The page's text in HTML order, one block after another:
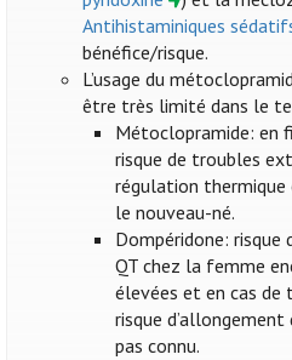
Antihistaminiques
bénéfice/risque.
L’usage du
être très limité dans le
Métoclopramide: en
risque de troubles
régulation thermique
le nouveau-né.
Dompéridone: risque
QT chez la femme
élevées et en cas
risque
pas connu.